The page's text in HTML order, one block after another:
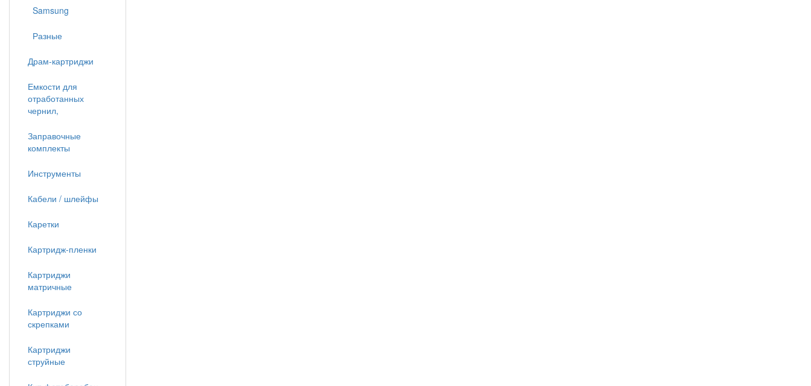
Samsung
Разные
Драм-картриджи
Емкости для
отработанных
чернил,
Заправочные
комплекты
Инструменты
Кабели / шлейфы
Каретки
Картридж-пленки
Картриджи
матричные
Картриджи со
скрепками
Картриджи
струйные